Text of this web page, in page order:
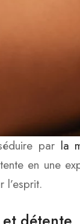
par la
en une
l’esprit.